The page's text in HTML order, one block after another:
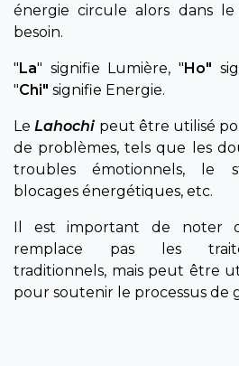
énergie circule alors dans
besoin.
"La" signifie Lumière, "Ho"
"Chi" signifie Energie.
LeLahochi peut être utilisé
de problèmes, tels que les
troubles émotionnels, le
blocages énergétiques, etc.
Il est important de
remplace pas les
traditionnels, mais peut être
pour soutenir le processus de